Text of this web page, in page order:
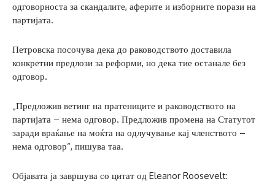
одговорноста за скандалите, аферите и изборните порази на
партијата.
Петровска посочува дека до раководството доставила
конкретни предлози за реформи, но дека тие останале без
одговор.
„Предложив ветинг на пратениците и раководството на
партијата – нема одговор. Предложив промена на Статутот
заради враќање на моќта на одлучување кај членството –
нема одговор“, пишува таа.
Објавата ја завршува со цитат од Eleanor Roosevelt: